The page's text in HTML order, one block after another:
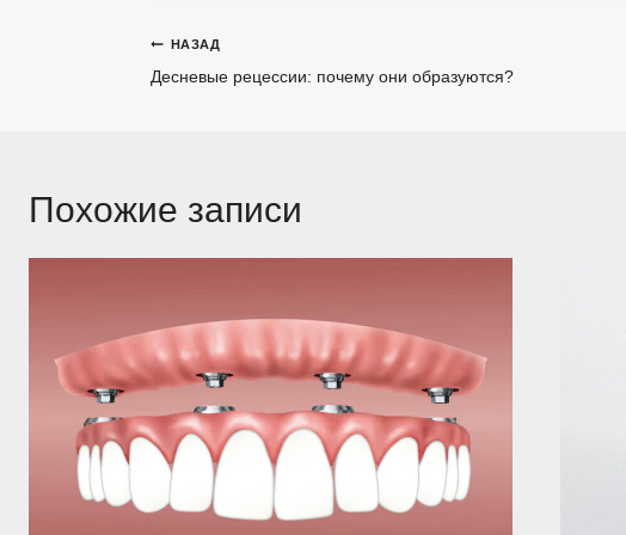
Навигация
по
НАЗАД
Десневые рецессии: почему они образуются?
Похожие записи